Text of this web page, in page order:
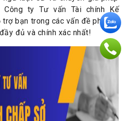
ty Tư vấn Tài chính Kế
trợ bạn trong các vấn đề pháp lý
đủ và chính xác nhất!